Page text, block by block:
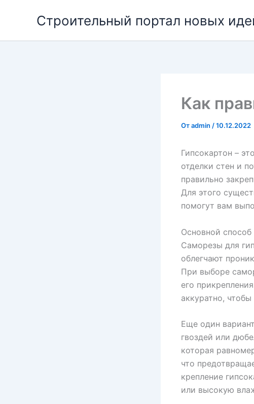
Строительный портал новых
Как
Отadmin /10.12.2022
Гипсокартон –
отделки стен и
правильно
Для этого
помогут вам
Основной способ
Саморезы для
облегчают
При выборе
его
аккуратно,
Еще один
гвоздей или
которая
что
крепление
или высокую